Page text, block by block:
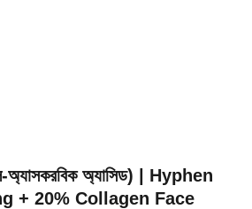
অ্যাসকরবিক অ্যাসিড) | Hyphen
+ 20% Collagen Face